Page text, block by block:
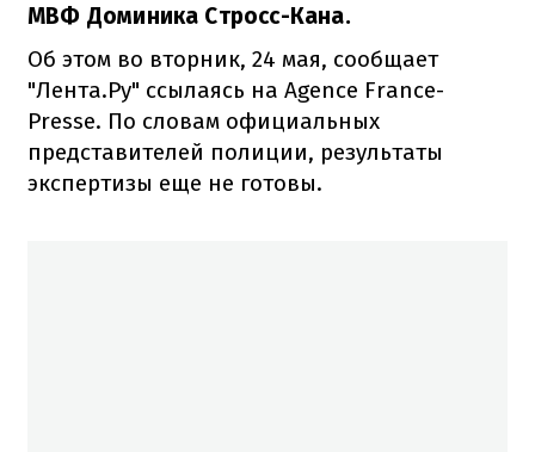
МВФ Доминика Стросс-Кана.
Об этом во вторник, 24 мая, сообщает
"Лента.Ру" ссылаясь на Agence France-
Presse. По словам официальных
представителей полиции, результаты
экспертизы еще не готовы.